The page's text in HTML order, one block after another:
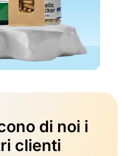
di noi i
clienti